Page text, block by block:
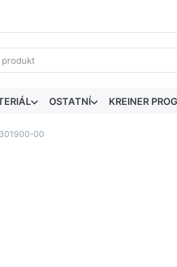
výraz. První výsledky se zobrazí
OSTATNÍ KREINER
00